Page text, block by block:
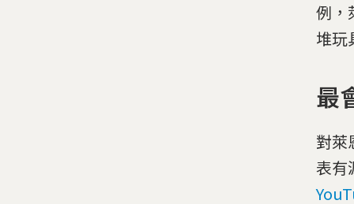
例，
堆玩
最
對萊
表有